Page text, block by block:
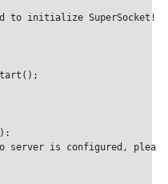
to initialize
server is configured,